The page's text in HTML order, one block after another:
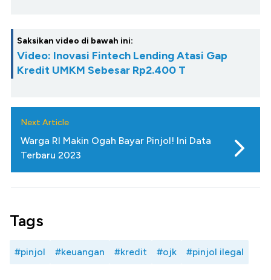
Saksikan video di bawah ini:
Video: Inovasi Fintech Lending Atasi Gap
Kredit UMKM Sebesar Rp2.400 T
Next Article
Warga RI Makin Ogah Bayar Pinjol! Ini Data
Terbaru 2023
Tags
#pinjol #keuangan #kredit #ojk #pinjol ilegal